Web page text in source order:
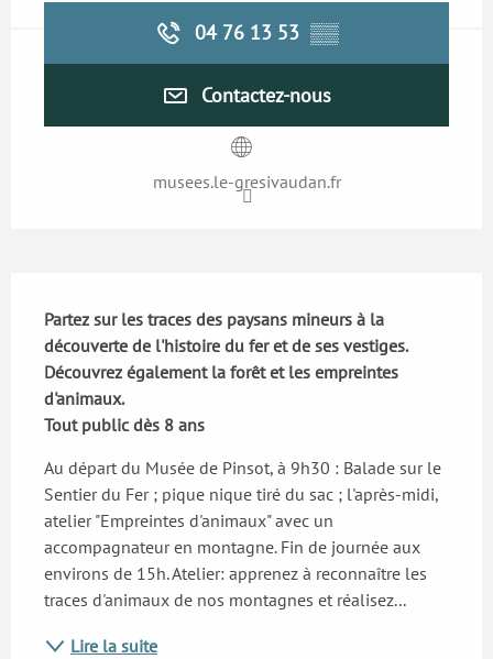
04 76 13 53 ▒▒
Contactez-nous
musees.le-gresivaudan.fr
Partez sur les traces des paysans mineurs à la
découverte de l'histoire du fer et de ses vestiges.
Découvrez également la forêt et les empreintes
d'animaux.
Tout public dès 8 ans
Au départ du Musée de Pinsot, à 9h30 : Balade sur le
Sentier du Fer ; pique nique tiré du sac ; l'après-midi,
atelier "Empreintes d'animaux" avec un
accompagnateur en montagne. Fin de journée aux
environs de 15h. Atelier: apprenez à reconnaître les
traces d'animaux de nos montagnes et réalisez...
Lire la suite